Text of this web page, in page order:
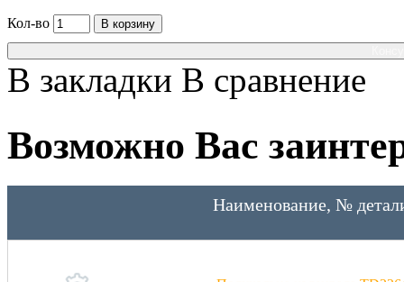
Кол-во
В корзину
В закладки В сравнение
Возможно Вас
Наименование, №